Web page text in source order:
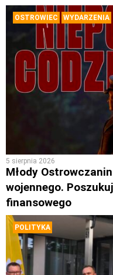
OSTROWIEC WYDARZENIA
5 sierpnia 2026
Młody
wojennego.
finansowego
POLITYKA